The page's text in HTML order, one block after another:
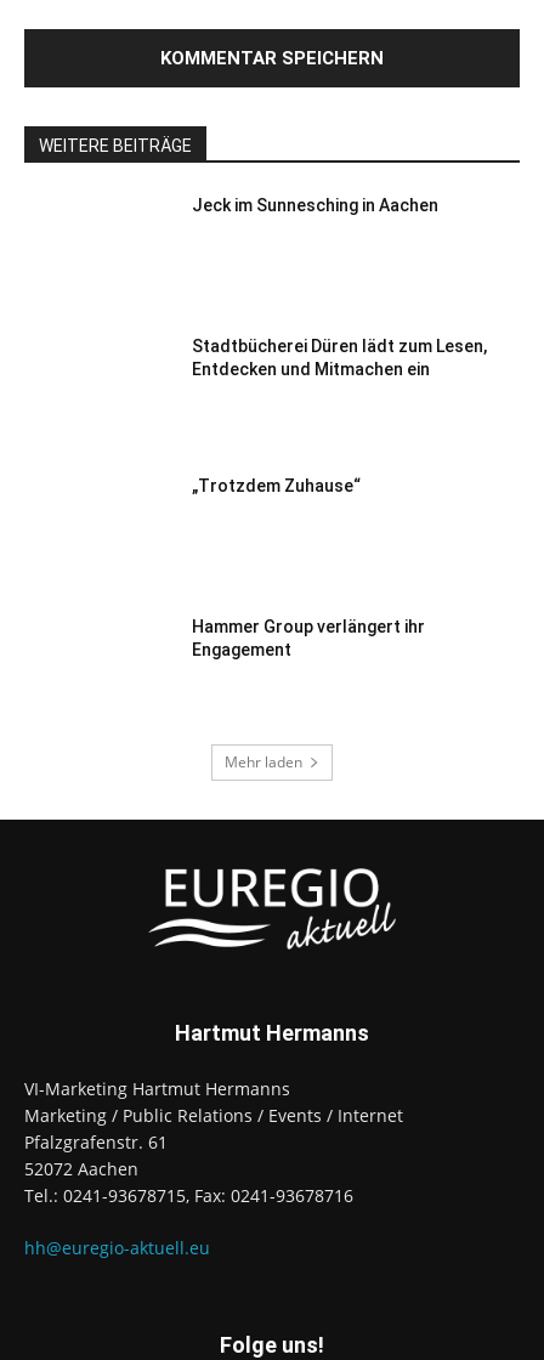
WEITERE BEITRÄGE
Jeck im Sunnesching in Aachen
Stadtbücherei Düren lädt zum Lesen,
Entdecken und Mitmachen ein
„Trotzdem Zuhause“
Hammer Group verlängert ihr
Engagement
Mehr laden
Hartmut Hermanns
VI-Marketing Hartmut Hermanns
Marketing / Public Relations / Events / Internet
Pfalzgrafenstr. 61
52072 Aachen
Tel.: 0241-93678715, Fax: 0241-93678716
hh@euregio-aktuell.eu
Folge uns!